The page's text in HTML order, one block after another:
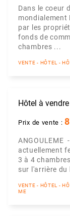
Dans le coeur
mondialement
par les
fonds de
chambres ...
VENTE - HÔTEL -
Hôtel à
Prix de vente :
ANGOULEME
actuellement
3 à 4
sur l'arrière
VENTE - HÔTEL -
ME